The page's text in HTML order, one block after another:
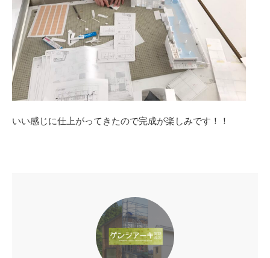
いい感じに仕上がってきたので完成が楽しみです！！